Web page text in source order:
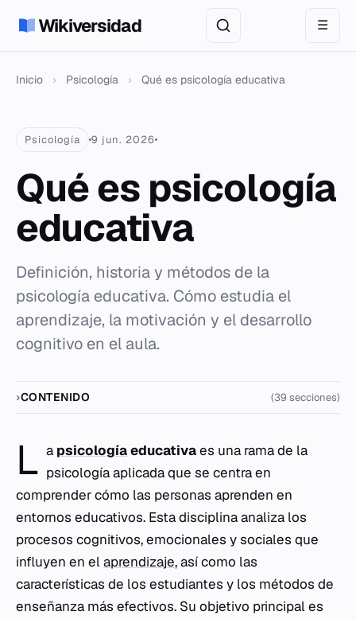
Wikiversidad ☰
Inicio › Psicología › Qué es psicología educativa
Psicología 9 jun. 2026
Qué es psicología
educativa
Definición, historia y métodos de la
psicología educativa. Cómo estudia el
aprendizaje, la motivación y el desarrollo
cognitivo en el aula.
CONTENIDO (39 secciones)
L a psicologíaeducativaes una rama de la
psicología aplicada que se centra en
comprender cómo las personas aprenden en
entornos educativos. Esta disciplina analiza los
procesos cognitivos, emocionales y sociales que
influyen en elaprendizaje, así como las
características de los estudiantes y los métodos de
enseñanza más efectivos. Su objetivo principal es